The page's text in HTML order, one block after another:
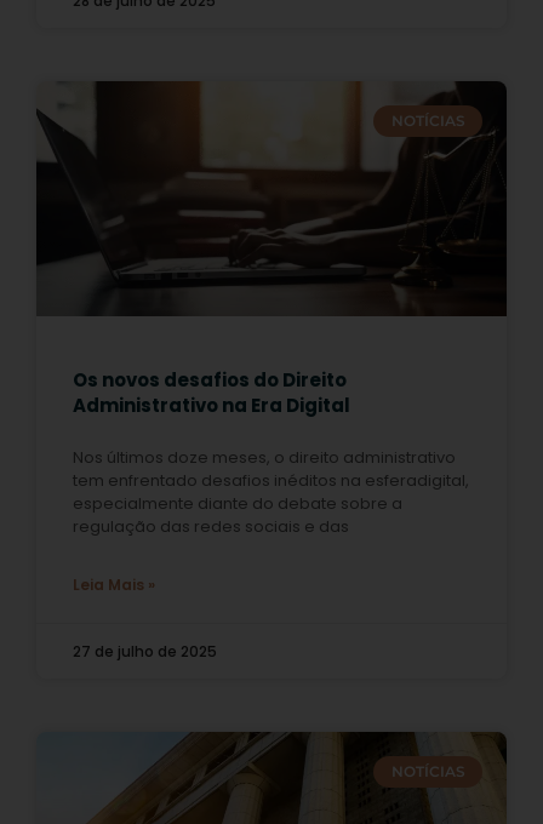
NOTÍCIAS
Os novos desafios do Direito
Administrativo na Era Digital
Nos últimos doze meses, o direito administrativo
tem enfrentado desafios inéditos na esferadigital,
especialmente diante do debate sobre a
regulação das redes sociais e das
Leia Mais »
27 de julho de 2025
NOTÍCIAS